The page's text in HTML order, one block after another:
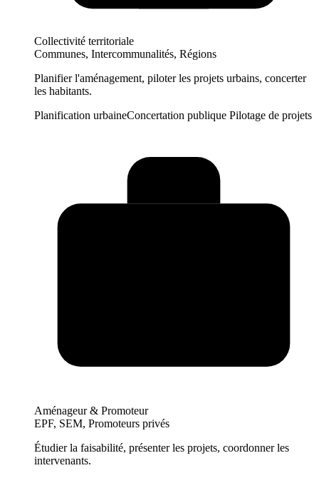
Collectivité territoriale
Communes, Intercommunalités, Régions
Planifier l'aménagement, piloter les projets urbains, concerter
les habitants.
Planification urbaineConcertation publique Pilotage de projets
Aménageur & Promoteur
EPF, SEM, Promoteurs privés
Étudier la faisabilité, présenter les projets, coordonner les
intervenants.